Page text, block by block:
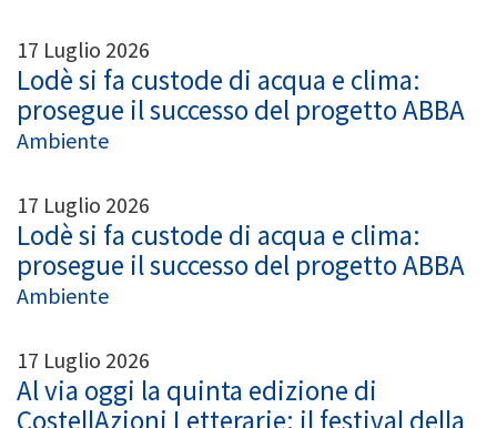
17 Luglio 2026
Lodè si fa custode di acqua e clima:
prosegue il successo del progetto ABBA
Ambiente
17 Luglio 2026
Lodè si fa custode di acqua e clima:
prosegue il successo del progetto ABBA
Ambiente
17 Luglio 2026
Al via oggi la quinta edizione di
CostellAzioni Letterarie: il festival della